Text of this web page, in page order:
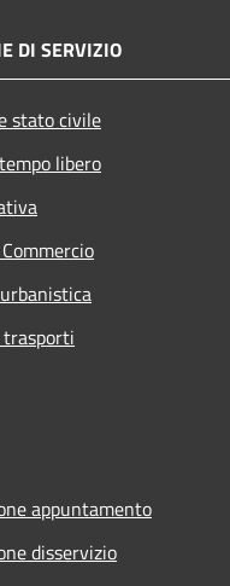
DI SERVIZIO
stato civile
libero
appuntamento
disservizio